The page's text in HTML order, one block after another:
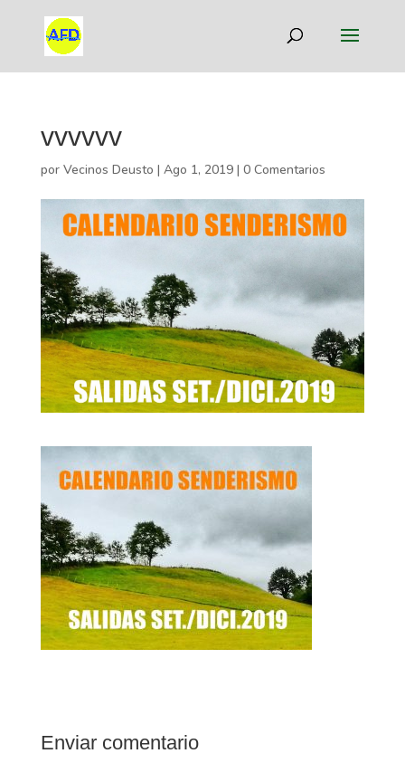
vvvvvv
por Vecinos Deusto | Ago 1, 2019| 0 Comentarios
Enviar comentario